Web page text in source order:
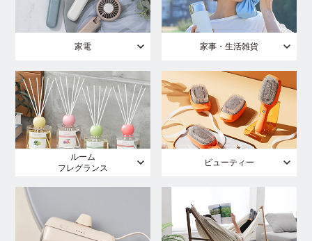
家電 家事・生活雑貨
ルーム
フレグランス
ビューティー